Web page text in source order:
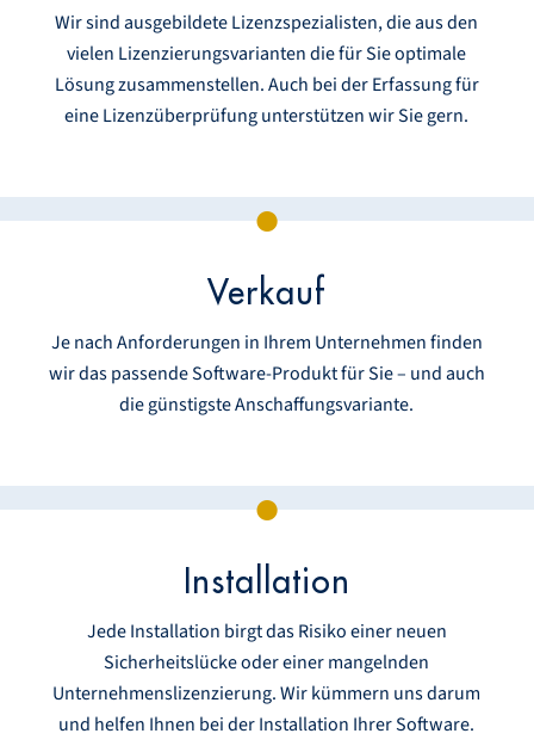
Wir sind ausgebildete Lizenzspezialisten, die aus den
vielen Lizenzierungsvarianten die für Sie optimale
Lösung zusammenstellen. Auch bei der Erfassung für
eine Lizenzüberprüfung unterstützen wir Sie gern.
Verkauf
Je nach Anforderungen in Ihrem Unternehmen finden
wir das passende Software-Produkt für Sie – und auch
die günstigste Anschaffungsvariante.
Installation
Jede Installation birgt das Risiko einer neuen
Sicherheitslücke oder einer mangelnden
Unternehmenslizenzierung. Wir kümmern uns darum
und helfen Ihnen bei der Installation Ihrer Software.